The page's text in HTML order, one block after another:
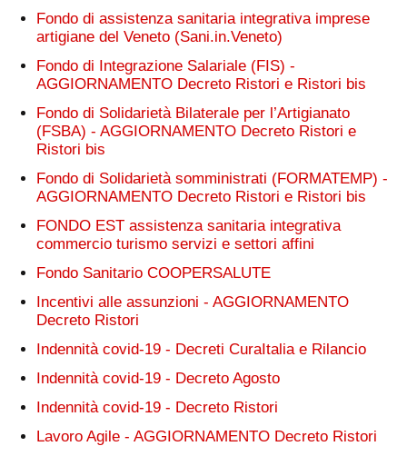
Fondo di assistenza sanitaria integrativa imprese
artigiane del Veneto (Sani.in.Veneto)
Fondo di Integrazione Salariale (FIS) -
AGGIORNAMENTO Decreto Ristori e Ristori bis
Fondo di Solidarietà Bilaterale per l’Artigianato
(FSBA) - AGGIORNAMENTO Decreto Ristori e
Ristori bis
Fondo di Solidarietà somministrati (FORMATEMP) -
AGGIORNAMENTO Decreto Ristori e Ristori bis
FONDO EST assistenza sanitaria integrativa
commercio turismo servizi e settori affini
Fondo Sanitario COOPERSALUTE
Incentivi alle assunzioni - AGGIORNAMENTO
Decreto Ristori
Indennità covid-19 - Decreti CuraItalia e Rilancio
Indennità covid-19 - Decreto Agosto
Indennità covid-19 - Decreto Ristori
Lavoro Agile - AGGIORNAMENTO Decreto Ristori